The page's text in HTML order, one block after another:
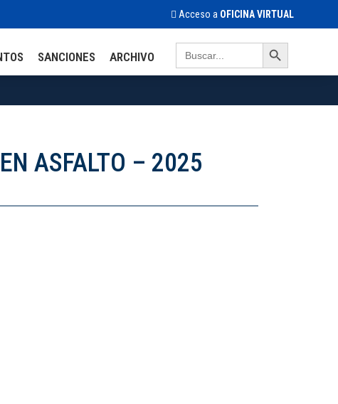
Acceso a OFICINA VIRTUAL
SANCIONES ARCHIVO
Search
for:
Search Button
ASFALTO – 2025